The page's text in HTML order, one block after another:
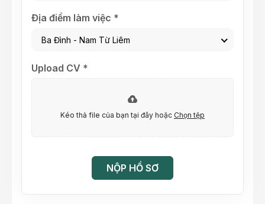
Địa điểm làm việc *
Ba Đình - Nam Từ Liêm
Upload CV *
Kéo thả file của bạn tại đây hoặc Chọn tệp
NỘP HỒ SƠ